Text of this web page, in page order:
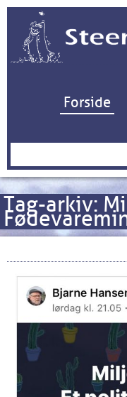
Forside
Søg
Tag-arkiv: